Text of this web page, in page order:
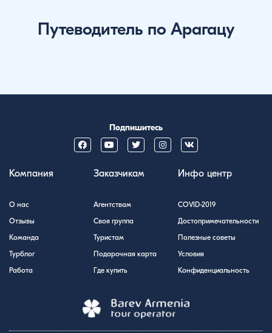
Путеводитель по Арагацу
Подпишитесь
Компания
О нас
Отзывы
Команда
Турблог
Работа
Заказчикам
Агентствам
Своя группа
Туристам
Подарочная карта
Где купить
Инфо центр
COVID-2019
Достопримечательности
Полезные советы
Условия
Конфиденциальность